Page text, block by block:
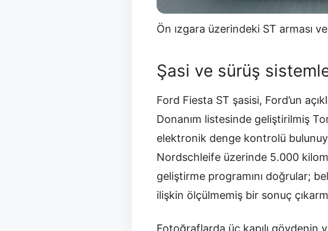
Ön ızgara üzerindeki ST arması
Şasi ve sürüş
Ford Fiesta ST şasisi, Ford’un
Donanım listesinde geliştirilmiş
elektronik denge kontrolü
Nordschleife üzerinde 5.000
geliştirme programını doğrular;
ilişkin ölçülmemiş bir sonuç
Fotoğraflarda üç kapılı